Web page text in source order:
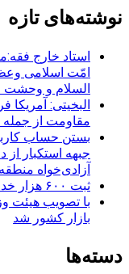
نوشته‌های تازه
استاد خارج
امّت اسلامی
السلام و
البخیتی:
مقاومت از
بستن حساب
جبهه استکبار
آزادی‌خواه
ثبت ۶۰۰ هزار خدمت سلامت به زائران اربعین
با تصویب هیئت
بازار کشور شد
دسته‌ها